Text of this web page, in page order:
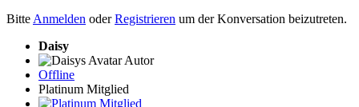
BitteAnmelden oderRegistrieren um der Konversation beizutreten.
Daisy
Autor
Offline
Platinum Mitglied